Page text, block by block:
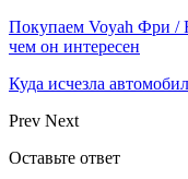
Покупаем Voyah Фри /
чем он интересен
Куда исчезла
Prev Next
Оставьте ответ